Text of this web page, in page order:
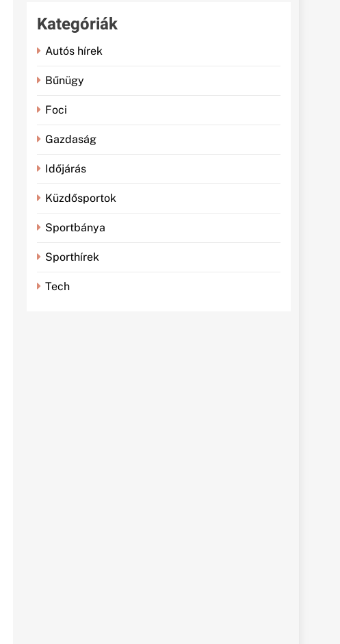
Kategóriák
Autós hírek
Bűnügy
Foci
Gazdaság
Időjárás
Küzdősportok
Sportbánya
Sporthírek
Tech